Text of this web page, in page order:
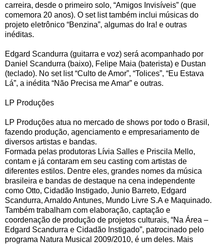
carreira, desde o primeiro solo, “Amigos Invisíveis” (que
comemora 20 anos). O set list também inclui músicas do
projeto eletrônico “Benzina”, algumas do Ira! e outras
inéditas.
Edgard Scandurra (guitarra e voz) será acompanhado por
Daniel Scandurra (baixo), Felipe Maia (baterista) e Dustan
(teclado). No set list “Culto de Amor”, “Tolices”, “Eu Estava
Lá”, a inédita “Não Precisa me Amar” e outras.
LP Produções
LP Produções atua no mercado de shows por todo o Brasil,
fazendo produção, agenciamento e empresariamento de
diversos artistas e bandas.
Formada pelas produtoras Lívia Salles e Priscila Mello,
contam e já contaram em seu casting com artistas de
diferentes estilos. Dentre eles, grandes nomes da música
brasileira e bandas de destaque na cena independente
como Otto, Cidadão Instigado, Junio Barreto, Edgard
Scandurra, Arnaldo Antunes, Mundo Livre S.A e Maquinado.
Também trabalham com elaboração, captação e
coordenação de produção de projetos culturais, “Na Área –
Edgard Scandurra e Cidadão Instigado”, patrocinado pelo
programa Natura Musical 2009/2010, é um deles. Mais